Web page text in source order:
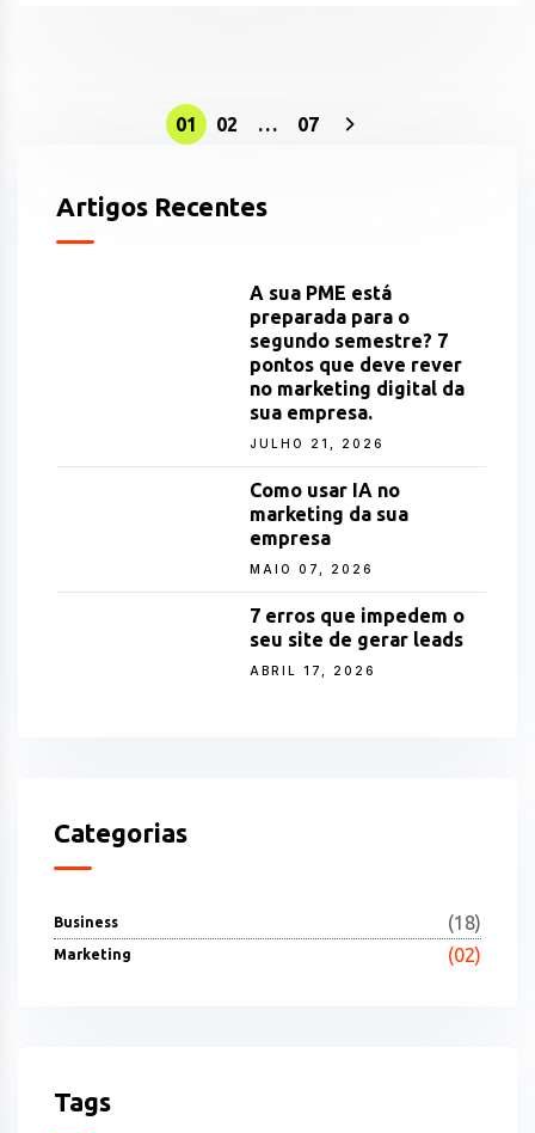
01 02 … 07
Artigos Recentes
A sua PME está
preparada para o
segundo semestre? 7
pontos que deve rever
no marketing digital da
sua empresa.
JULHO 21, 2026
Como usar IA no
marketing da sua
empresa
MAIO 07, 2026
7 erros que impedem o
seu site de gerar leads
ABRIL 17, 2026
Categorias
Business (18)
Marketing (02)
Tags